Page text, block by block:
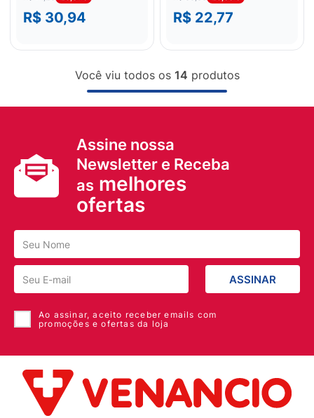
R$ 30,94 R$ 22,77
Você viu todos os 14 produtos
Assine nossa
Newsletter e Receba
as melhores
ofertas
ASSINAR
Ao assinar, aceito receber emails com
promoções e ofertas da loja